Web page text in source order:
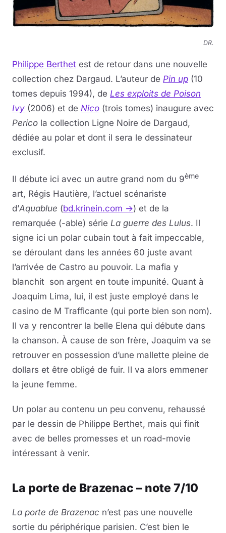
DR.
Philippe Berthet est de retour dans une nouvelle
collection chez Dargaud. L’auteur de Pin up (10
tomes depuis 1994), de Les exploits de Poison
Ivy (2006) et de Nico (trois tomes) inaugure avec
Perico la collection Ligne Noire de Dargaud,
dédiée au polar et dont il sera le dessinateur
exclusif.
Il débute ici avec un autre grand nom du 9ème
art, Régis Hautière, l’actuel scénariste
d’Aquablue (bd.krinein.com →) et de la
remarquée (-able) série La guerre des Lulus. Il
signe ici un polar cubain tout à fait impeccable,
se déroulant dans les années 60 juste avant
l’arrivée de Castro au pouvoir. La mafia y
blanchit son argent en toute impunité. Quant à
Joaquim Lima, lui, il est juste employé dans le
casino de M Trafficante (qui porte bien son nom).
Il va y rencontrer la belle Elena qui débute dans
la chanson. À cause de son frère, Joaquim va se
retrouver en possession d’une mallette pleine de
dollars et être obligé de fuir. Il va alors emmener
la jeune femme.
Un polar au contenu un peu convenu, rehaussé
par le dessin de Philippe Berthet, mais qui finit
avec de belles promesses et un road-movie
intéressant à venir.
La porte de Brazenac – note 7/10
La porte de Brazenac n’est pas une nouvelle
sortie du périphérique parisien. C’est bien le